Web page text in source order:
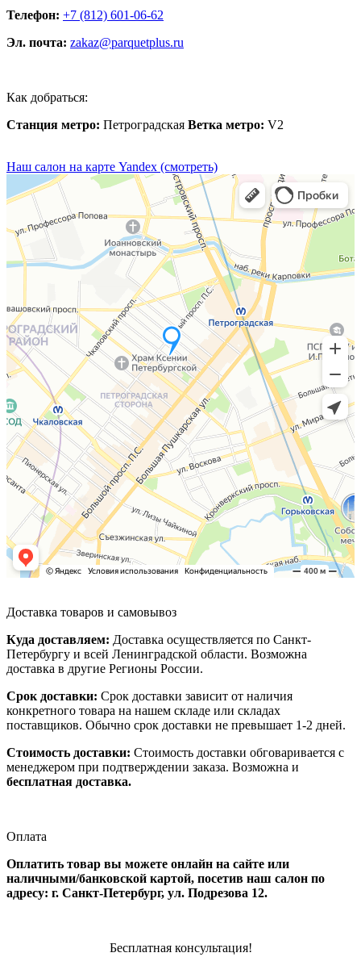
Телефон: +7 (812) 601-06-62
Эл. почта: zakaz@parquetplus.ru
Как добраться:
Станция метро: Петроградская Ветка метро: V2
Наш салон на карте Yandex (смотреть)
Доставка товаров и самовывоз
Куда доставляем: Доставка осуществляется по Санкт-
Петербургу и всей Ленинградской области. Возможна
доставка в другие Регионы России.
Срок доставки: Срок доставки зависит от наличия
конкретного товара на нашем складе или складах
поставщиков. Обычно срок доставки не превышает 1-2 дней.
Стоимость доставки: Стоимость доставки обговаривается с
менеджером при подтверждении заказа. Возможна и
бесплатная доставка.
Оплата
Оплатить товар вы можете онлайн на сайте или
наличными/банковской картой, посетив наш салон по
адресу: г. Санкт-Петербург, ул. Подрезова 12.
Бесплатная консультация!